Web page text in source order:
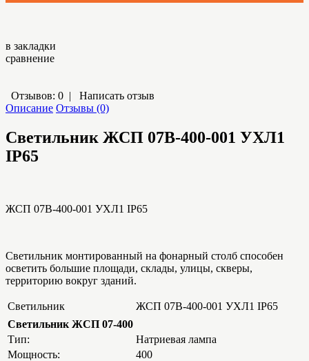
в закладки
сравнение
Отзывов: 0 | Написать отзыв
Описание Отзывы (0)
Светильник ЖСП 07В-400-001 УХЛ1
IP65
ЖСП 07В-400-001 УХЛ1 IP65
Светильник монтированный на фонарный столб способен
осветить большие площади, склады, улицы, скверы,
территорию вокруг зданий.
Светильник
ЖСП 07В-400-001 УХЛ1 IP65
Светильник ЖСП 07-400
Тип:
Натриевая лампа
Мощность:
400